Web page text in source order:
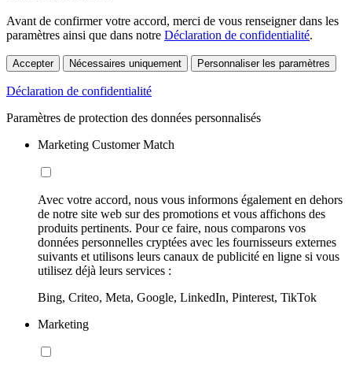
Avant de confirmer votre accord, merci de vous renseigner dans les
paramètres ainsi que dans notre Déclaration de confidentialité.
Accepter Nécessaires uniquement Personnaliser les paramètres
Déclaration de confidentialité
Paramètres de protection des données personnalisés
Marketing Customer Match
Avec votre accord, nous vous informons également en dehors
de notre site web sur des promotions et vous affichons des
produits pertinents. Pour ce faire, nous comparons vos
données personnelles cryptées avec les fournisseurs externes
suivants et utilisons leurs canaux de publicité en ligne si vous
utilisez déjà leurs services :
Bing, Criteo, Meta, Google, LinkedIn, Pinterest, TikTok
Marketing